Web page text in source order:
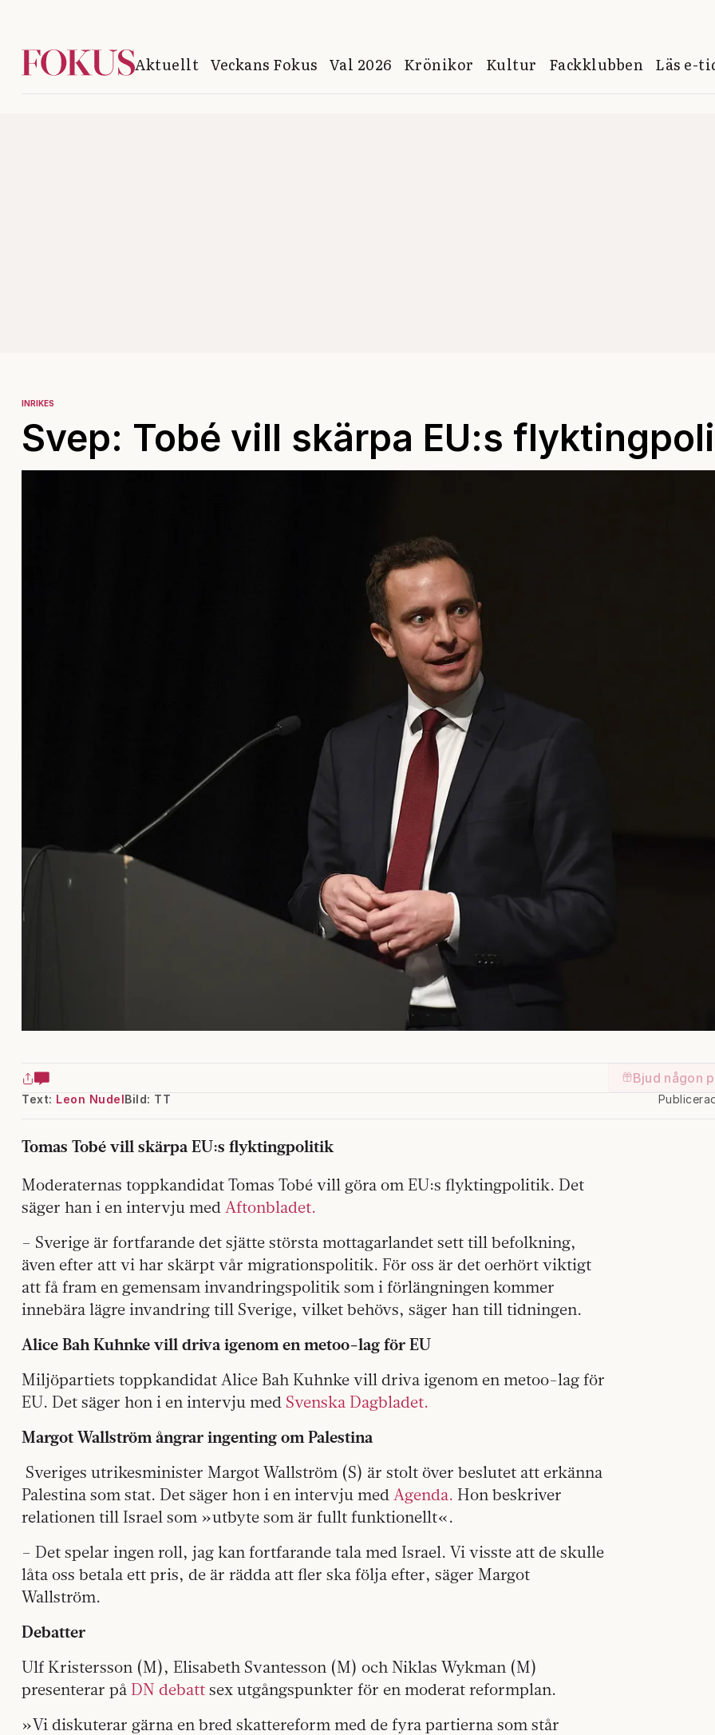
Aktuellt Veckans Fokus Val 2026 Krönikor Kultur Fackklubben Läs e-
INRIKES
Svep: Tobé vill skärpa EU:s
Bjud någon
Text: Leon NudelBild: TT
Tomas Tobé vill skärpa EU:s flyktingpolitik
Moderaternas toppkandidat Tomas Tobé vill göra om EU:s flyktingpolitik. Det
säger han i en intervju med Aftonbladet.
– Sverige är fortfarande det sjätte största mottagarlandet sett till befolkning,
även efter att vi har skärpt vår migrationspolitik. För oss är det oerhört viktigt
att få fram en gemensam invandringspolitik som i förlängningen kommer
innebära lägre invandring till Sverige, vilket behövs, säger han till tidningen.
Alice Bah Kuhnke vill driva igenom en metoo-lag för EU
Miljöpartiets toppkandidat Alice Bah Kuhnke vill driva igenom en metoo-lag för
EU. Det säger hon i en intervju med Svenska Dagbladet.
Margot Wallström ångrar ingenting om Palestina
Sveriges utrikesminister Margot Wallström (S) är stolt över beslutet att erkänna
Palestina som stat. Det säger hon i en intervju med Agenda. Hon beskriver
relationen till Israel som »utbyte som är fullt funktionellt«.
– Det spelar ingen roll, jag kan fortfarande tala med Israel. Vi visste att de skulle
låta oss betala ett pris, de är rädda att fler ska följa efter, säger Margot
Wallström.
Debatter
Ulf Kristersson (M), Elisabeth Svantesson (M) och Niklas Wykman (M)
presenterar på DN debatt sex utgångspunkter för en moderat reformplan.
»Vi diskuterar gärna en bred skattereform med de fyra partierna som står